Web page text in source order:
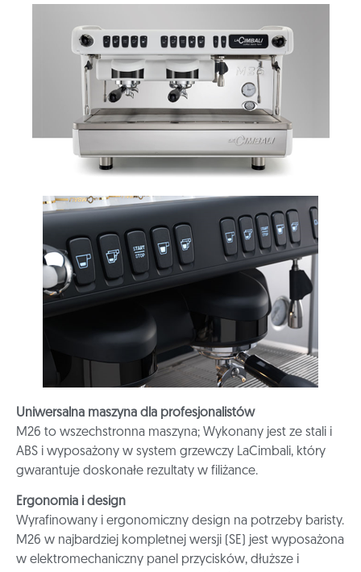
Uniwersalna maszyna dla profesjonalistów
M26 to wszechstronna maszyna; Wykonany jest ze stali i
ABS i wyposażony w system grzewczy LaCimbali, który
gwarantuje doskonałe rezultaty w filiżance.
Ergonomia i design
Wyrafinowany i ergonomiczny design na potrzeby baristy.
M26 w najbardziej kompletnej wersji (SE) jest wyposażona
w elektromechaniczny panel przycisków, dłuższe i